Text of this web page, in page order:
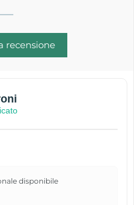
recensione
disponibile